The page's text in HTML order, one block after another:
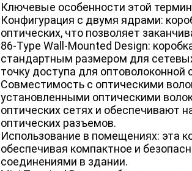
Ключевые особенности этой
Конфигурация с двумя ядрами:
оптических, что позволяет
86-Type Wall-Mounted Design:
стандартным размером для
точку доступа для оптоволоконной
Совместимость с оптическими
установленными оптическими
оптических сетях и обеспечивают
оптических разъемов.
Использование в помещениях: эта
обеспечивая компактное и
соединениями в здании.